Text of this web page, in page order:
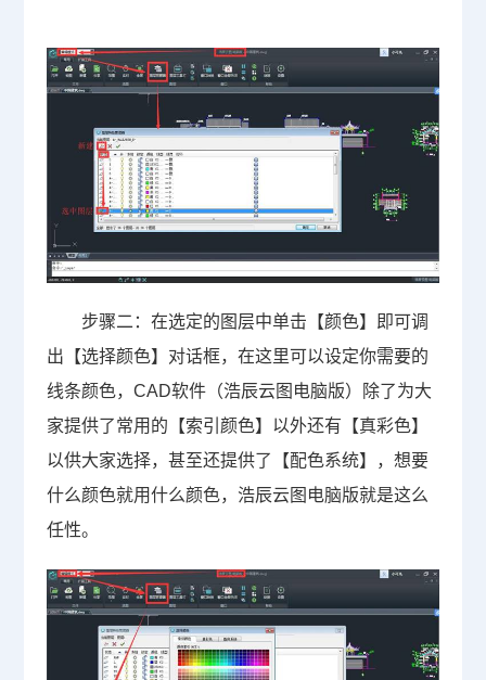
步骤二：在选定的图层中单击【颜色】即可调
出【选择颜色】对话框，在这里可以设定你需要的
线条颜色， CAD软件（浩辰云图电脑版）除了为大
家提供了常用的【索引颜色】以外还有【真彩色】
以供大家选择，甚至还提供了【配色系统】，想要
什么颜色就用什么颜色，浩辰云图电脑版就是这么
任性。